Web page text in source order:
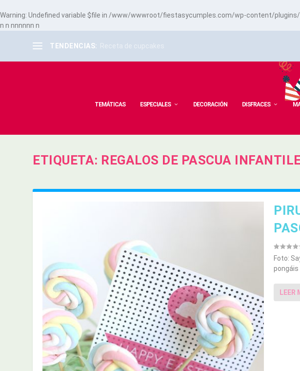
Warning: Undefined variable $file in /www/wwwroot/fiestasycumples.com/wp-content/
n n nnnnnn n
TENDENCIAS: Receta de cupcakes
TEMÁTICAS ESPECIALES DECORACIÓN DISFRACES
ETIQUETA: REGALOS DE PASCUA
Foto:
pongáis
LEER